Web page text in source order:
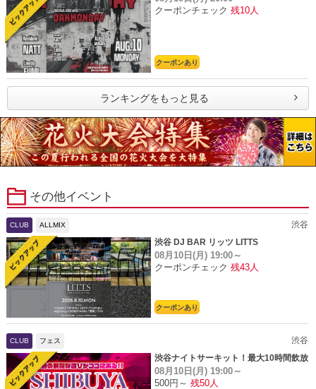
クーポンチェック 残10人
クーポンあり
ランキングをもっと見る
その他イベント
CLUB ALLMIX
渋谷
渋谷 DJ BAR リッツ LITTS
08月10日(月) 19:00～
クーポンチェック 残43人
クーポンあり
CLUB フェス
渋谷
渋谷ナイトサーキット！最大10時間飲放
題
08月10日(月) 19:00～
500円～ 残50人